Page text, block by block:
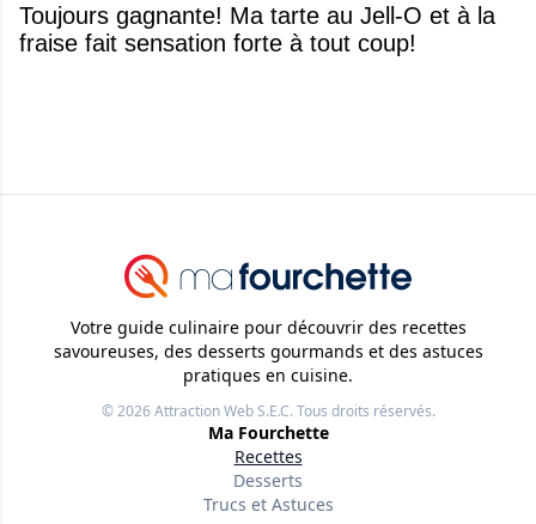
Toujours gagnante! Ma tarte au Jell-O et à la
fraise fait sensation forte à tout coup!
Votre guide culinaire pour découvrir des recettes
savoureuses, des desserts gourmands et des astuces
pratiques en cuisine.
© 2026Attraction Web S.E.C.Tous droits réservés.
Ma Fourchette
Recettes
Desserts
Trucs et Astuces